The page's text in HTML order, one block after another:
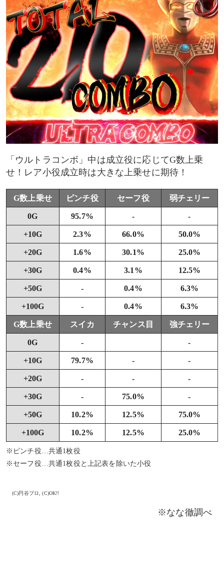
「ウルトラコンボ」中は成立役に応じてG数上乗
せ！レア小役成立時は大きな上乗せに期待！
G数上乗せ ピンチ役 セーフ役 弱チェリー
0G 95.7% - -
+10G 2.3% 66.0% 50.0%
+20G 1.6% 30.1% 25.0%
+30G 0.4% 3.1% 12.5%
+50G - 0.4% 6.3%
+100G - 0.4% 6.3%
G数上乗せ スイカ チャンス目 強チェリー
0G - -
+10G 79.7% - -
+20G - - -
+30G - 75.0% -
+50G 10.2% 12.5% 75.0%
+100G 10.2% 12.5% 25.0%
※ピンチ役…共通1枚役
※セーフ役…共通1枚役と上記表を除いた小役
(C)円谷プロ, (C)OK!!
※なな徹調べ